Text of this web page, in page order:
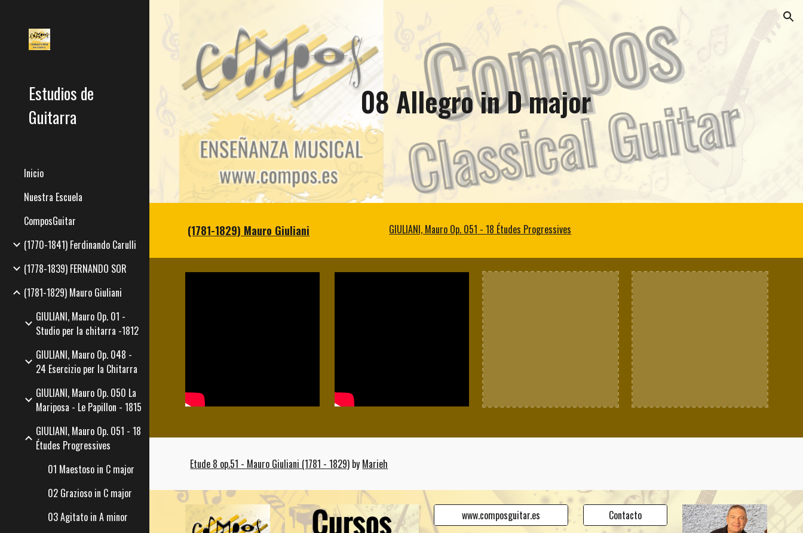
Skip to main content
Estudios de
Guitarra
Inicio
Nuestra Escuela
ComposGuitar
(1770-1841) Ferdinando Carulli
(1778-1839) FERNANDO SOR
(1781-1829) Mauro Giuliani
GIULIANI, Mauro Op. 01 -
Studio per la chitarra -1812
GIULIANI, Mauro Op. 048 -
24 Esercizio per la Chitarra
GIULIANI, Mauro Op. 050 La
Mariposa - Le Papillon - 1815
GIULIANI, Mauro Op. 051 - 18
Études Progressives
01 Maestoso in C major
02 Grazioso in C major
03 Agitato in A minor
08 Allegro in D major
(1781-1829) Mauro Giuliani GIULIANI, Mauro Op. 051 - 18 Études Progressives
Etude 8 op.51 - Mauro Giuliani (1781 - 1829) by Marieh
www.composguitar.es Contacto